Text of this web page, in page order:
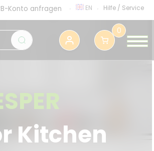
Konto anfragen EN Hilfe / Service
0
Kitchen